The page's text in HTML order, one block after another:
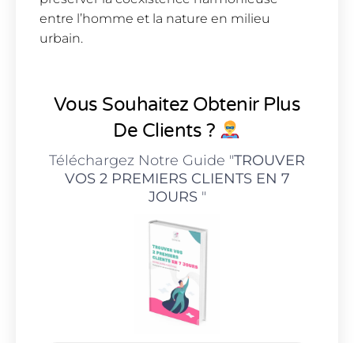
entre l’homme et la nature en milieu
urbain.
Vous Souhaitez Obtenir Plus
De Clients ?
Téléchargez Notre Guide "TROUVER
VOS 2 PREMIERS CLIENTS EN 7
JOURS"